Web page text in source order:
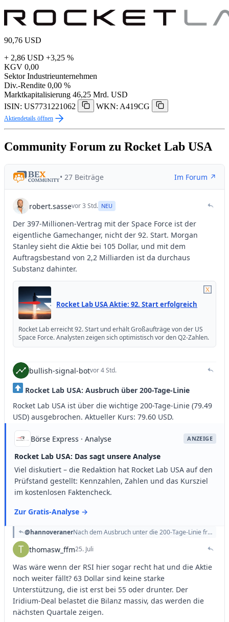
90,76 USD
+ 2,86 USD +3,25 %
KGV 0,00
Sektor Industrieunternehmen
Div.-Rendite 0,00 %
Marktkapitalisierung 46,25 Mrd. USD
ISIN: US7731221062
WKN: A419CG
Aktiendetails öffnen
Community Forum zu Rocket Lab USA